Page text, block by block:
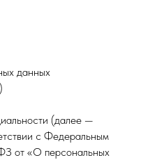
данных
(далее —
с Федеральным
от «О персональных